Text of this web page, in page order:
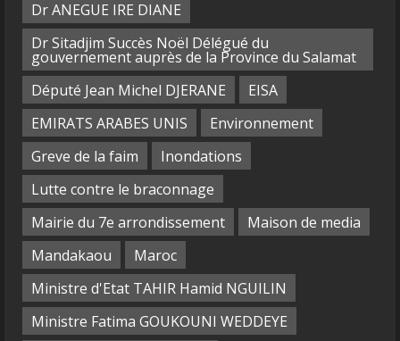
Dr ANEGUE IRE DIANE
Dr Sitadjim Succès Noël Délégué du
gouvernement auprès de la Province du Salamat
Député Jean Michel DJERANE
EISA
EMIRATS ARABES UNIS
Environnement
Greve de la faim
Inondations
Lutte contre le braconnage
Mairie du 7e arrondissement
Maison de media
Mandakaou
Maroc
Ministre d'Etat TAHIR Hamid NGUILIN
Ministre Fatima GOUKOUNI WEDDEYE